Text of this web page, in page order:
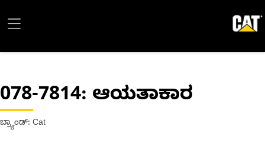
078-7814: ಆಯತಾಕಾರ
ಬ್ರ್ಯಾಂಡ್: Cat